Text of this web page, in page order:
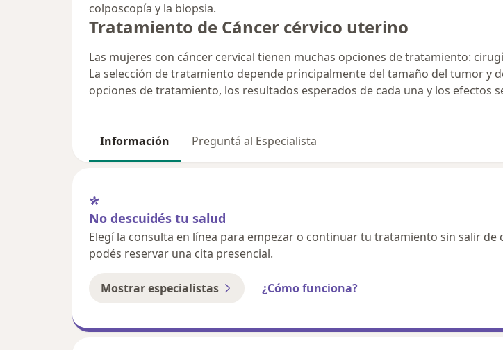
colposcopía y la biopsia.
Tratamiento de Cáncer cérvico uterino
Las mujeres con cáncer cervical tienen muchas opciones de tratamiento:
La selección de tratamiento depende principalmente del tamaño del tumor y
opciones de tratamiento, los resultados esperados de cada una y los efectos
Información Preguntá al Especialista
No descuidés tu salud
Elegí la consulta en línea para empezar o continuar tu tratamiento sin salir de
podés reservar una cita presencial.
Mostrar especialistas ¿Cómo funciona?